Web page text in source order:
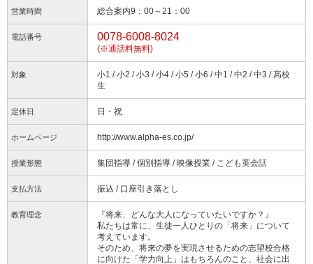
営業時間 総合案内9：00～21：00
電話番号 0078-6008-8024
(※通話料無料)
対象
小1 / 小2 / 小3 / 小4 / 小5 / 小6 / 中1 / 中2 / 中3 / 高校
生
定休日 日・祝
ホームページ http://www.alpha-es.co.jp/
授業形態 集団指導 / 個別指導 / 映像授業 / こども英会話
支払方法 振込 / 口座引き落とし
教育理念
『将来、どんな大人になっていたいですか？』
私たちは常に、生徒一人ひとりの「将来」について
考えています。
そのため、将来の夢を実現させるための志望校合格
に向けた「学力向上」はもちろんのこと、社会に出